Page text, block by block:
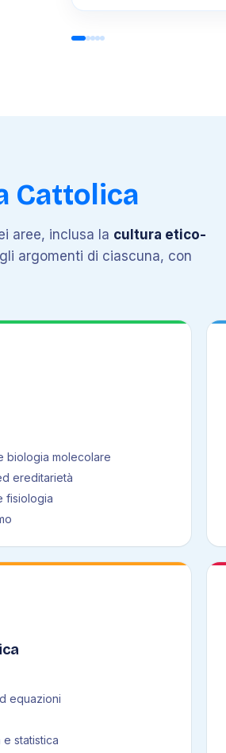
Cattolica
aree, inclusa la cultura etico-
argomenti di ciascuna, con
biologia molecolare
ereditarietà
fisiologia
equazioni
e statistica